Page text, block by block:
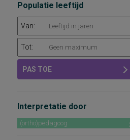
Populatie leeftijd
Van:
Tot:
PAS TOE
Interpretatie door
(ortho)pedagoog